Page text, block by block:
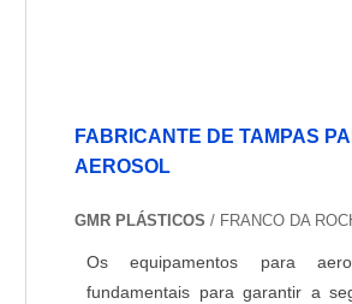
FABRICANTE DE TAMPAS
AEROSOL
GMR PLÁSTICOS/ FRANCO DA
Os equipamentos para
fundamentais para garantir a